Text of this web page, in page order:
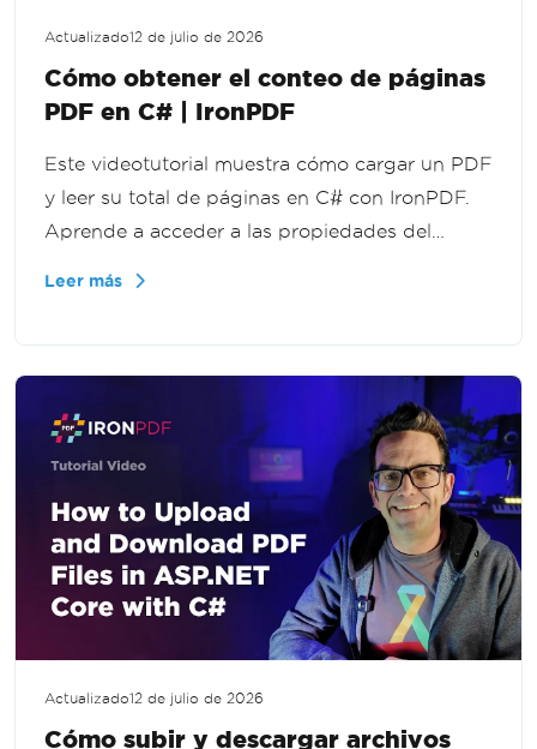
Actualizado12 de julio de 2026
Cómo obtener el conteo de páginas
PDF en C# | IronPDF
Este videotutorial muestra cómo cargar un PDF
y leer su total de páginas en C# con IronPDF.
Aprende a acceder a las propiedades del
Leer más
Actualizado12 de julio de 2026
Cómo subir y descargar archivos